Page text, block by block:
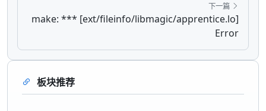
下一篇
make: *** [ext/fileinfo/libmagic/apprentice.lo]
Error
板块推荐